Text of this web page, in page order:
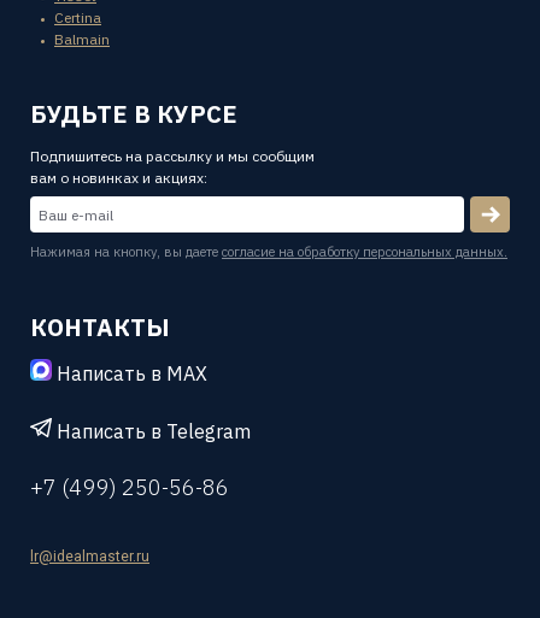
Certina
Balmain
БУДЬТЕ В КУРСЕ
Подпишитесь на рассылку и мы сообщим
вам о новинках и акциях:
Нажимая на кнопку, вы даете согласие на обработку персональных данных.
КОНТАКТЫ
Написать в MAX
Написать в Telegram
+7 (499) 250-56-86
lr@idealmaster.ru